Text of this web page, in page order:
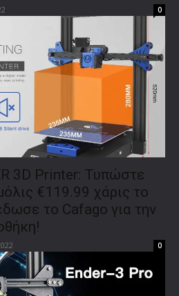
0
3D Printer: Τυπώστε
€119.99 χάρις το
το Cafago για την
0